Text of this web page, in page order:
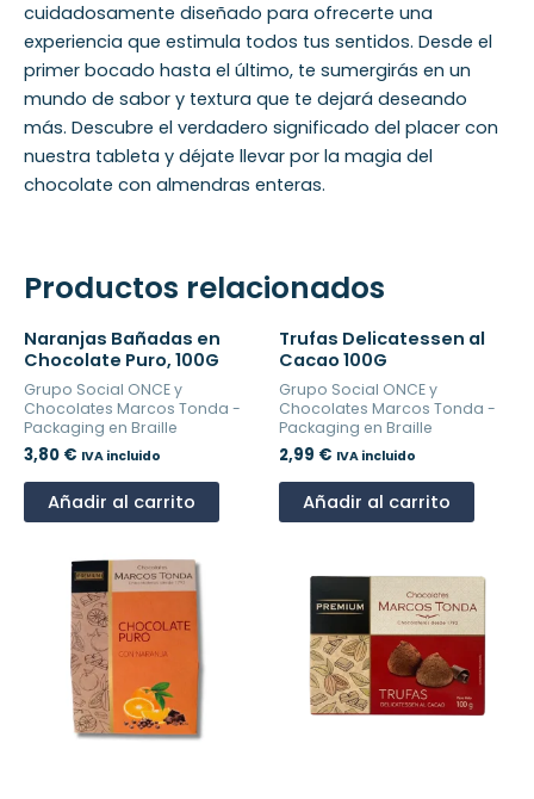
cuidadosamente diseñado para ofrecerte una
experiencia que estimula todos tus sentidos. Desde el
primer bocado hasta el último, te sumergirás en un
mundo de sabor y textura que te dejará deseando
más. Descubre el verdadero significado del placer con
nuestra tableta y déjate llevar por la magia del
chocolate con almendras enteras.
Productos relacionados
Naranjas Bañadas en
Chocolate Puro, 100G
Grupo Social ONCE y
Chocolates Marcos Tonda -
Packaging en Braille
3,80 € IVA incluido
Añadir al carrito
Trufas Delicatessen al
Cacao 100G
Grupo Social ONCE y
Chocolates Marcos Tonda -
Packaging en Braille
2,99 € IVA incluido
Añadir al carrito